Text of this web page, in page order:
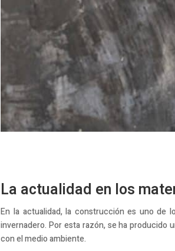
La actualidad en los
En la actualidad, la construcción es uno de
invernadero. Por esta razón, se ha producido
con el medio ambiente.